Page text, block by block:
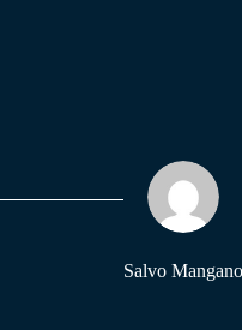
Salvo Mangano